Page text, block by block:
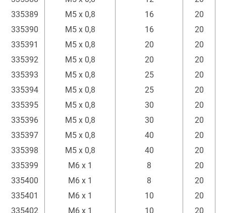
335389
M5 x 0,8 16
20
335390
M5 x 0,8 16
20
335391
M5 x 0,8 20
20
335392
M5 x 0,8 20
20
335393
M5 x 0,8 25
20
335394
M5 x 0,8 25
20
335395
M5 x 0,8 30
20
335396
M5 x 0,8 30
20
335397
M5 x 0,8 40
20
335398
M5 x 0,8 40
20
335399
M6 x 1 8
20
335400
M6 x 1 8
20
335401
M6 x 1 10
20
335402
M6 x 1 10
20